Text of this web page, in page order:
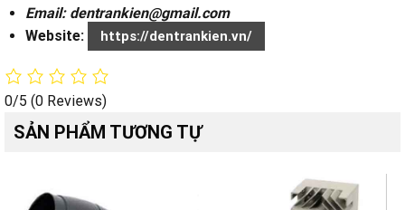
Email: dentrankien@gmail.com
Website:
https://dentrankien.vn/
0/5 (0 Reviews)
SẢN PHẨM TƯƠNG TỰ